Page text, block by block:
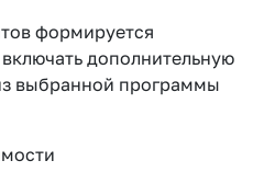
формируется
дополнительную
выбранной программы